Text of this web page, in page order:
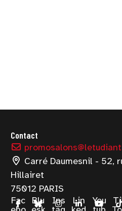
Contact
Carré Daumesnil - 52,
Hillairet
75012 PARIS
Fac
Blu
Ins
Lin
You